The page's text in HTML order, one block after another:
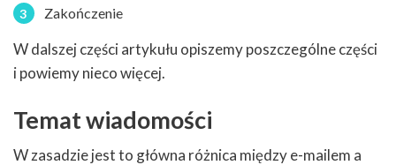
Zakończenie
W dalszej części artykułu opiszemy poszczególne części
i powiemy nieco więcej.
Temat wiadomości
W zasadzie jest to główna różnica między e-mailem a